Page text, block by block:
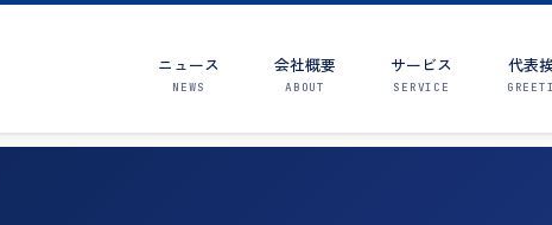
ニュース
NEWS
会社概要
ABOUT
サービス
SERVICE
代表